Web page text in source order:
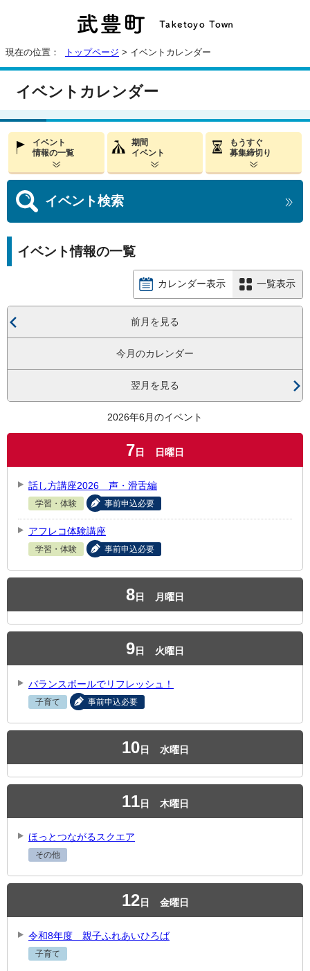
現在の位置： トップページ > イベントカレンダー
イベントカレンダー
イベント
情報の一覧
期間
イベント
もうすぐ
募集締切り
イベント検索
イベント情報の一覧
カレンダー表示 一覧表示
前月を見る
今月のカレンダー
翌月を見る
2026年6月のイベント
7日 日曜日
話し方講座2026 声・滑舌編
学習・体験 事前申込必要
アフレコ体験講座
学習・体験 事前申込必要
8日 月曜日
9日 火曜日
バランスボールでリフレッシュ！
子育て 事前申込必要
10日 水曜日
11日 木曜日
ほっとつながるスクエア
その他
12日 金曜日
令和8年度 親子ふれあいひろば
子育て